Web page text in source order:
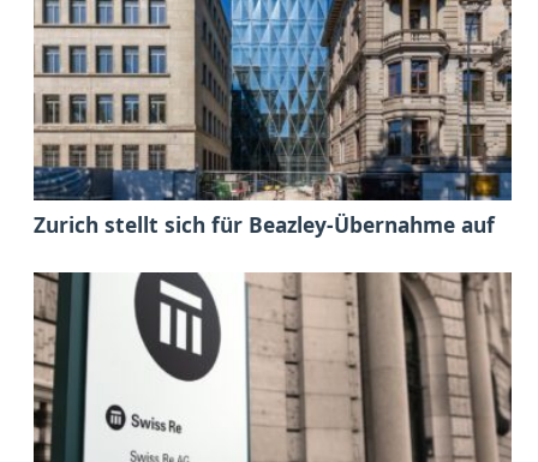
Zurich stellt sich für Beazley-Übernahme auf